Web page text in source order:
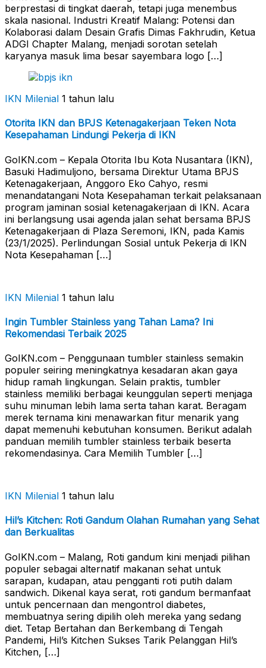
berprestasi di tingkat daerah, tetapi juga menembus
skala nasional. Industri Kreatif Malang: Potensi dan
Kolaborasi dalam Desain Grafis Dimas Fakhrudin, Ketua
ADGI Chapter Malang, menjadi sorotan setelah
karyanya masuk lima besar sayembara logo […]
IKN Milenial 1 tahun lalu
Otorita IKN dan BPJS Ketenagakerjaan Teken Nota
Kesepahaman Lindungi Pekerja di IKN
GoIKN.com – Kepala Otorita Ibu Kota Nusantara (IKN),
Basuki Hadimuljono, bersama Direktur Utama BPJS
Ketenagakerjaan, Anggoro Eko Cahyo, resmi
menandatangani Nota Kesepahaman terkait pelaksanaan
program jaminan sosial ketenagakerjaan di IKN. Acara
ini berlangsung usai agenda jalan sehat bersama BPJS
Ketenagakerjaan di Plaza Seremoni, IKN, pada Kamis
(23/1/2025). Perlindungan Sosial untuk Pekerja di IKN
Nota Kesepahaman […]
IKN Milenial 1 tahun lalu
Ingin Tumbler Stainless yang Tahan Lama? Ini
Rekomendasi Terbaik 2025
GoIKN.com – Penggunaan tumbler stainless semakin
populer seiring meningkatnya kesadaran akan gaya
hidup ramah lingkungan. Selain praktis, tumbler
stainless memiliki berbagai keunggulan seperti menjaga
suhu minuman lebih lama serta tahan karat. Beragam
merek ternama kini menawarkan fitur menarik yang
dapat memenuhi kebutuhan konsumen. Berikut adalah
panduan memilih tumbler stainless terbaik beserta
rekomendasinya. Cara Memilih Tumbler […]
IKN Milenial 1 tahun lalu
Hil’s Kitchen: Roti Gandum Olahan Rumahan yang Sehat
dan Berkualitas
GoIKN.com – Malang, Roti gandum kini menjadi pilihan
populer sebagai alternatif makanan sehat untuk
sarapan, kudapan, atau pengganti roti putih dalam
sandwich. Dikenal kaya serat, roti gandum bermanfaat
untuk pencernaan dan mengontrol diabetes,
membuatnya sering dipilih oleh mereka yang sedang
diet. Tetap Bertahan dan Berkembang di Tengah
Pandemi, Hil’s Kitchen Sukses Tarik Pelanggan Hil’s
Kitchen, […]